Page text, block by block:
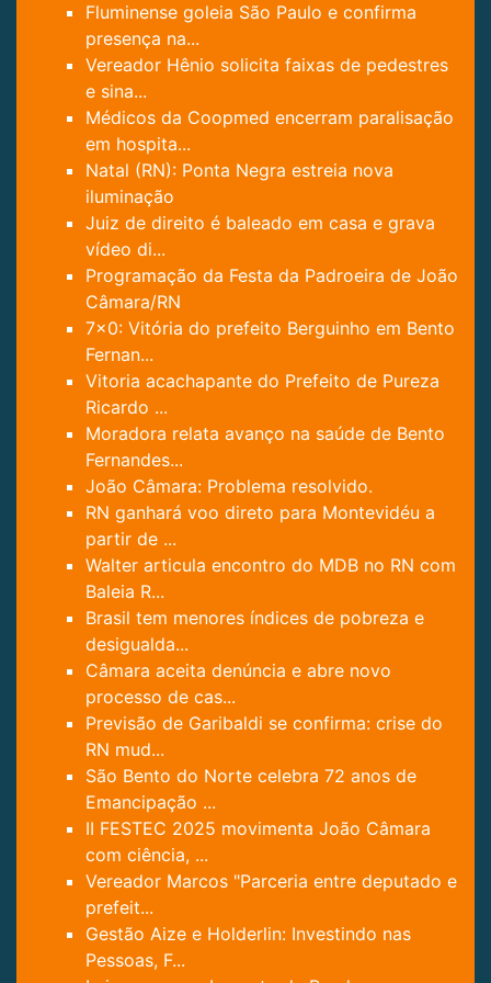
Fluminense goleia São Paulo e confirma
presença na...
Vereador Hênio solicita faixas de pedestres
e sina...
Médicos da Coopmed encerram paralisação
em hospita...
Natal (RN): Ponta Negra estreia nova
iluminação
Juiz de direito é baleado em casa e grava
vídeo di...
Programação da Festa da Padroeira de João
Câmara/RN
7x0: Vitória do prefeito Berguinho em Bento
Fernan...
Vitoria acachapante do Prefeito de Pureza
Ricardo ...
Moradora relata avanço na saúde de Bento
Fernandes...
João Câmara: Problema resolvido.
RN ganhará voo direto para Montevidéu a
partir de ...
Walter articula encontro do MDB no RN com
Baleia R...
Brasil tem menores índices de pobreza e
desigualda...
Câmara aceita denúncia e abre novo
processo de cas...
Previsão de Garibaldi se confirma: crise do
RN mud...
São Bento do Norte celebra 72 anos de
Emancipação ...
II FESTEC 2025 movimenta João Câmara
com ciência, ...
Vereador Marcos "Parceria entre deputado e
prefeit...
Gestão Aize e Holderlin: Investindo nas
Pessoas, F...